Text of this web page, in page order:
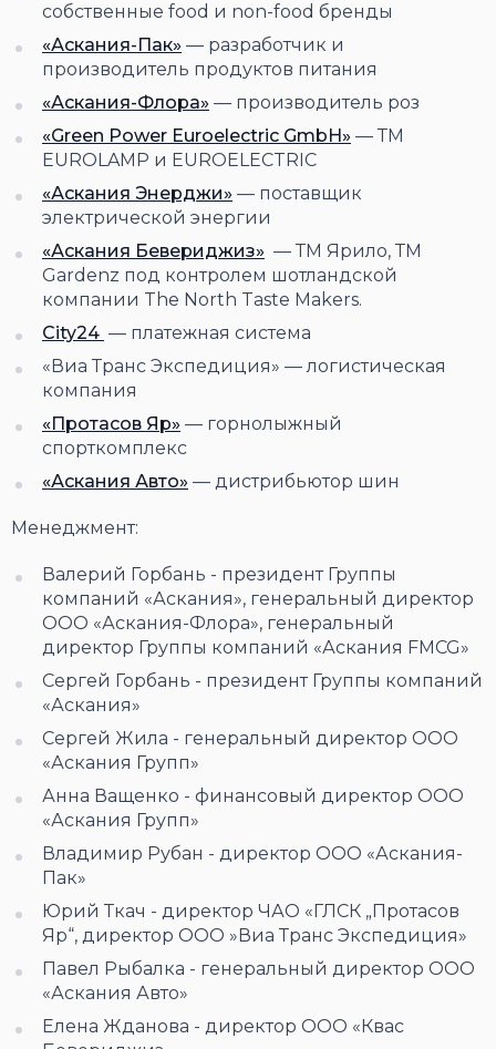
собственные food и non-food бренды
«Аскания-Пак» — разработчик и
производитель продуктов питания
«Аскания-Флора» — производитель роз
«Green Power Euroelectric GmbH» — ТМ
EUROLAMP и EUROELECTRIC
«Аскания Энерджи» — поставщик
электрической энергии
«Аскания Бевериджиз» — ТМ Ярило, ТМ
Gardenz под контролем шотландской
компании The North Taste Makers.
Сity24 — платежная система
«Виа Транс Экспедиция» — логистическая
компания
«Протасов Яр» — горнолыжный
спорткомплекс
«Аскания Авто» — дистрибьютор шин
Менеджмент:
Валерий Горбань - президент Группы
компаний «Аскания», генеральный директор
ООО «Аскания-Флора», генеральный
директор Группы компаний «Аскания FMCG»
Сергей Горбань - президент Группы компаний
«Аскания»
Сергей Жила - генеральный директор ООО
«Аскания Групп»
Анна Ващенко - финансовый директор ООО
«Аскания Групп»
Владимир Рубан - директор ООО «Аскания-
Пак»
Юрий Ткач - директор ЧАО «ГЛСК „Протасов
Яр“, директор ООО »Виа Транс Экспедиция»
Павел Рыбалка - генеральный директор ООО
«Аскания Авто»
Елена Жданова - директор ООО «Квас